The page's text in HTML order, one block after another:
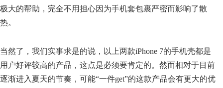
极大的帮助，完全不用担心因为手机套包裹严密而影响了散
热。
当然了，我们实事求是的说，以上两款iPhone 7的手机壳都是
用户好评较高的产品，这点是必须要肯定的。然而相对于目前
逐渐进入夏天的节奏，可能“一件get”的这款产品会有更大的优